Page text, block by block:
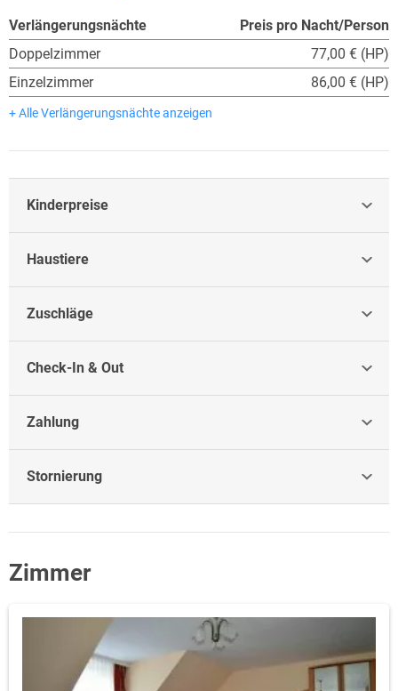
Verlängerungsnächte
Preis pro Nacht/Person
Doppelzimmer
77,00 € (HP)
Einzelzimmer
86,00 € (HP)
+ Alle Verlängerungsnächte anzeigen
Kinderpreise
Haustiere
Zuschläge
Check-In & Out
Zahlung
Stornierung
Zimmer